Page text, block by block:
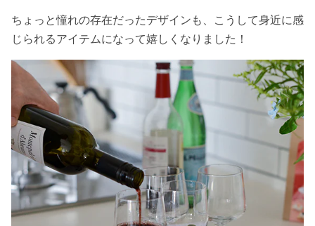
ちょっと憧れの存在だったデザインも、こうして身近に感
じられるアイテムになって嬉しくなりました！